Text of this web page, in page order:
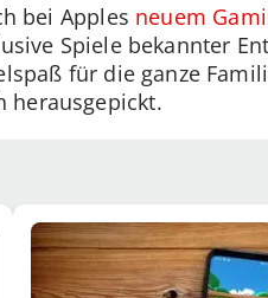
bei Apples neuem
Spiele bekannter
für die ganze
herausgepickt.